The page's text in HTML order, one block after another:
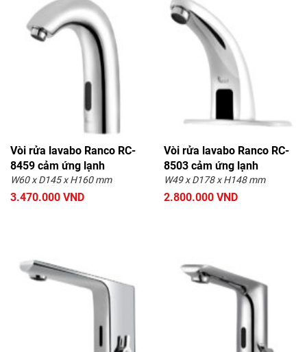
Vòi rửa lavabo Ranco RC-
8459 cảm ứng lạnh
W60 x D145 x H160 mm
3.470.000 VND
Vòi rửa lavabo Ranco RC-
8503 cảm ứng lạnh
W49 x D178 x H148 mm
2.800.000 VND